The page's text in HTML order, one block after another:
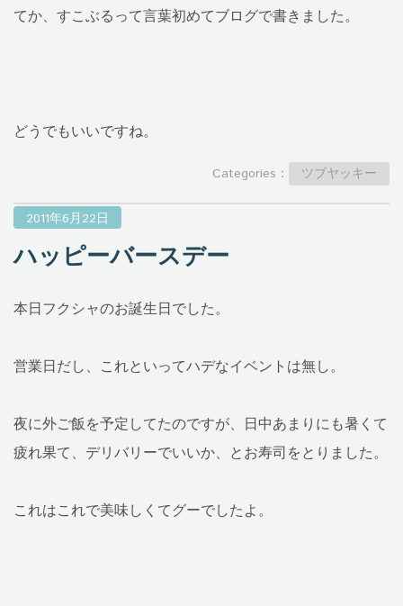
てか、すこぶるって言葉初めてブログで書きました。
どうでもいいですね。
Categories： ツブヤッキー
2011年6月22日
ハッピーバースデー
本日フクシャのお誕生日でした。
営業日だし、これといってハデなイベントは無し。
夜に外ご飯を予定してたのですが、日中あまりにも暑くて
疲れ果て、デリバリーでいいか、とお寿司をとりました。
これはこれで美味しくてグーでしたよ。